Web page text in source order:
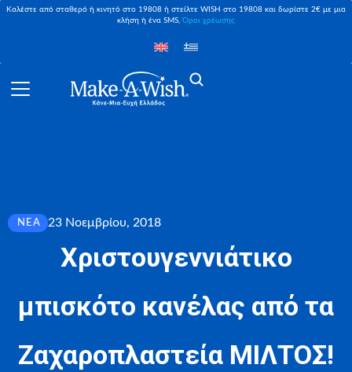
Καλέστε από σταθερό ή κινητό στο 19808 ή στείλτε WISH στο 19808 και δωρίστε 2€ με μια
κλήση ή ένα SMS,Όροι χρέωσης
ΝΈΑ 23 Νοεμβρίου, 2018
Χριστουγεννιάτικο
μπισκότο κανέλας από τα
Ζαχαροπλαστεία ΜΙΛΤΟΣ!